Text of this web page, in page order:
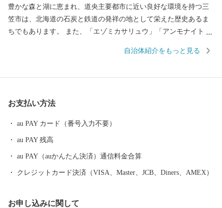
豊かな森と湖に恵まれ、道央主要都市に近い良好な環境を持つ三
笠市は、北海道の石炭と鉄道の発祥の地として栄えた歴史あるま
ちでもあります。 また、「エゾミカサリュウ」「アンモナイト」
と言われ、平成25年9月には『日本ジオパーク』の一つに認定さ
三層に高く組まれた櫓（やぐら）、その周りを幾重にも囲んで踊
る様子は壮観。誰でもその輪に入ることが出来ます。毎年8月13日
催。約600発の花火を櫓越しに眺めることができます。 「日本一
安心して誰もが住み続けたいまち」を掲げて、移住定住・子育て
支援策に力を入れるなど、魅力・活気あふれるまちです。
自治体紹介をもっと見る
お支払い方法
au PAY カード（番号入力不要）
au PAY 残高
au PAY（auかんたん決済）通信料金合算
クレジットカード決済（VISA、Master、JCB、Diners、AMEX）
お申し込みに関して